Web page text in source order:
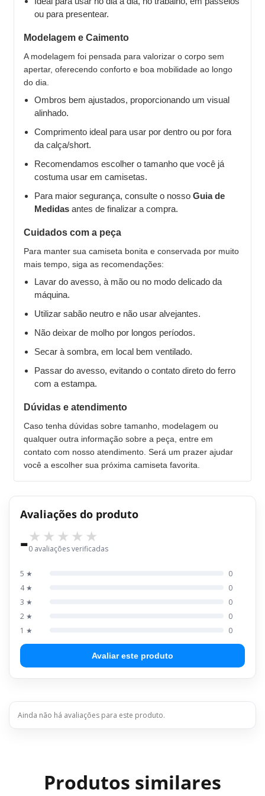
ou para presentear.
Modelagem e Caimento
A modelagem foi pensada para valorizar o corpo sem
apertar, oferecendo conforto e boa mobilidade ao longo
do dia.
Ombros bem ajustados, proporcionando um visual
alinhado.
Comprimento ideal para usar por dentro ou por fora
da calça/short.
Recomendamos escolher o tamanho que você já
costuma usar em camisetas.
Para maior segurança, consulte o nosso Guia de
Medidas antes de finalizar a compra.
Cuidados com a peça
Para manter sua camiseta bonita e conservada por muito
mais tempo, siga as recomendações:
Lavar do avesso, à mão ou no modo delicado da
máquina.
Utilizar sabão neutro e não usar alvejantes.
Não deixar de molho por longos períodos.
Secar à sombra, em local bem ventilado.
Passar do avesso, evitando o contato direto do ferro
com a estampa.
Dúvidas e atendimento
Caso tenha dúvidas sobre tamanho, modelagem ou
qualquer outra informação sobre a peça, entre em
contato com nosso atendimento. Será um prazer ajudar
você a escolher sua próxima camiseta favorita.
Avaliações do produto
-0 avaliações verificadas
5 ★
0
4 ★
0
3 ★
0
2 ★
0
1 ★
0
Avaliar este produto
Ainda não há avaliações para este produto.
Produtos similares